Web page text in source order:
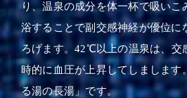
り、温泉の成分を体一杯で吸いこ
浴することで副交感神経が優位に
ろげます。42℃以上の温泉は、交
時的に血圧が上昇してしまします
る湯の長湯」です。